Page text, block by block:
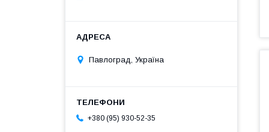
Павлоград, Україна
+380 (95) 930-52-35